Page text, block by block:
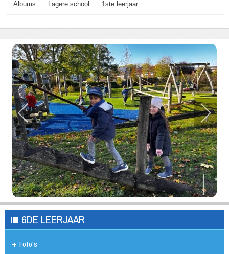
Albums
Lagere school 1ste leerjaar
6DE LEERJAAR
Foto's